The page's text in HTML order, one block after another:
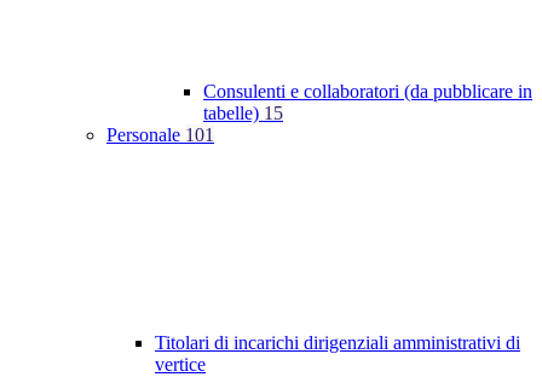
Consulenti e collaboratori (da pubblicare in
tabelle) 15
Personale 101
Titolari di incarichi dirigenziali amministrativi di
vertice